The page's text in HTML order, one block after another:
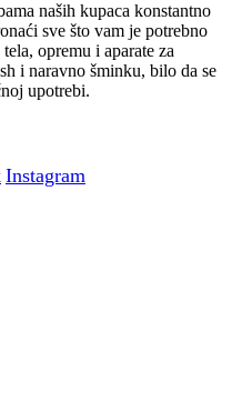
naših kupaca konstantno
sve što vam je potrebno
opremu i aparate za
i naravno šminku, bilo da se
upotrebi.
Instagram